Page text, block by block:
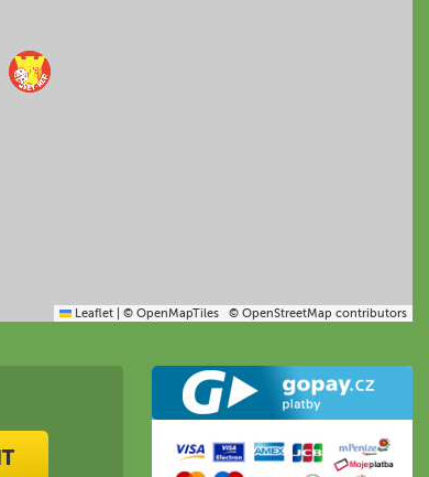
Leaflet © OpenMapTiles © OpenStreetMap contributors